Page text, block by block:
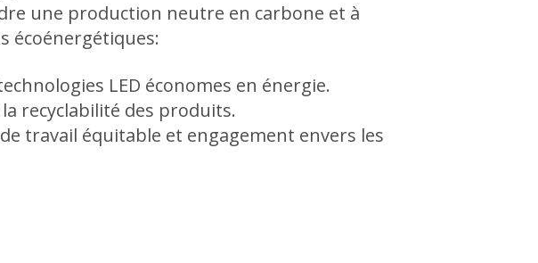
une production neutre en carbone et à
écoénergétiques:
LED économes en énergie.
recyclabilité des produits.
travail équitable et engagement envers les